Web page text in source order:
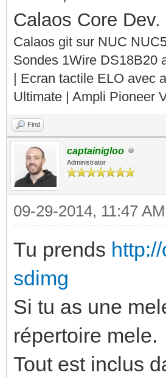
Calaos Core Dev.
Calaos git sur NUC
Sondes 1Wire DS18B20
| Ecran tactile ELO avec
Ultimate | Ampli Pioneer
Find
captainigloo
Administrator
09-29-2014, 11:47 AM
Tu prends
sdimg
Si tu as une
répertoire mele.
Tout est inclus